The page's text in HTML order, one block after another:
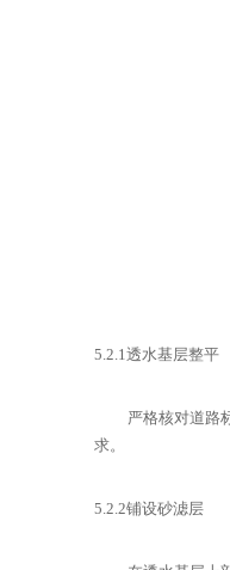
5.2.1透水基层整平
严格核对道路
求。
5.2.2铺设砂滤层